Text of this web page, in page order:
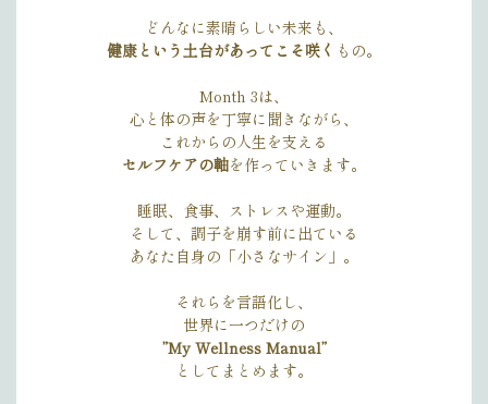
どんなに素晴らしい未来も、
健康という土台があってこそ咲く もの。
Month 3は、
心と体の声を丁寧に聞きながら、
これからの人生を支える
セルフケアの軸を作っていきます。
睡眠、食事、ストレスや運動。
そして、調子を崩す前に出ている
あなた自身の「小さなサイン」。
それらを言語化し、
世界に一つだけの
”My Wellness Manual”
としてまとめます。